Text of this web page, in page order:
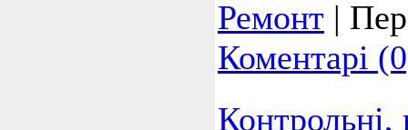
Ремонт |
Коментарі
Контрольні,